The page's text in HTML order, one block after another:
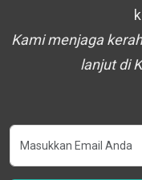
Kami menjaga
lanjut di